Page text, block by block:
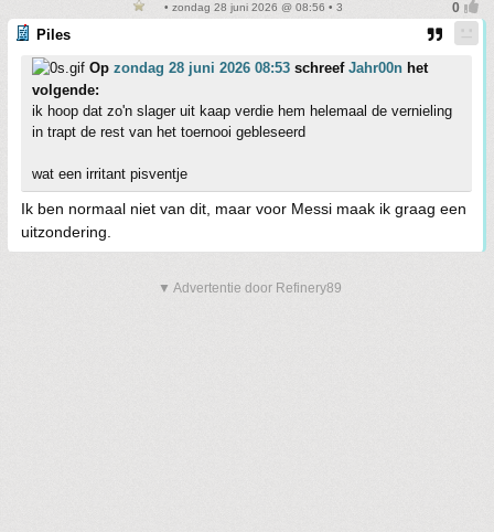
• zondag 28 juni 2026 @ 08:56 • 3
Piles
Op zondag 28 juni 2026 08:53 schreef Jahr00n het
volgende:
ik hoop dat zo'n slager uit kaap verdie hem helemaal de vernieling
in trapt de rest van het toernooi gebleseerd
wat een irritant pisventje
Ik ben normaal niet van dit, maar voor Messi maak ik graag een
uitzondering.
▼ Advertentie door Refinery89